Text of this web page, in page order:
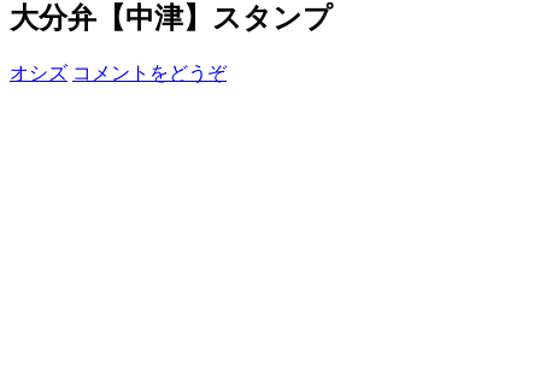
大分弁【中津】スタンプ
オシズ コメントをどうぞ